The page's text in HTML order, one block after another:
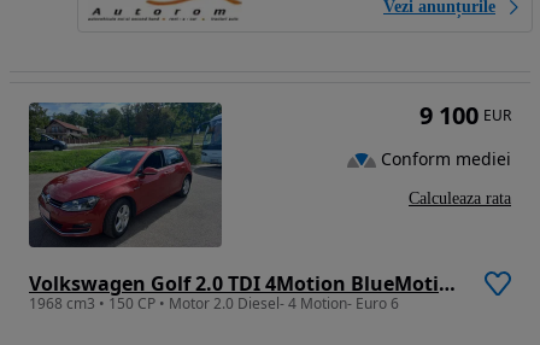
Vezi anunțurile
Volkswagen Golf 2.0 TDI 4Motion BlueMotion Technology Lounge
1968 cm3 • 150 CP • Motor 2.0 Diesel- 4 Motion- Euro 6
9 100 EUR
Conform mediei
Calculeaza rata